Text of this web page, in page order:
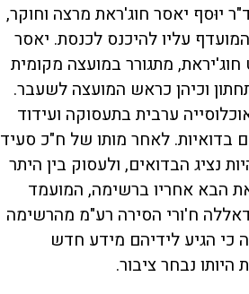
יוּסף יאסר חוג'ראת מרצה וחוקר,
עליו להיכנס לכנסת. יאסר
מתגורר במועצה מקומית
וכיהן כראש המועצה לשעבר.
ערבית בתעסוקה ועידוד
בדואיות. לאחר מותו של ח"כ סעיד
נציג הבדואים, ולעסוק בין היתר
הבא אחריו ברשימה, המועמד
ח'ורי הסירה רע"מ מהרשימה
הגיע לידיהם מידע חדש
נבחר ציבור.